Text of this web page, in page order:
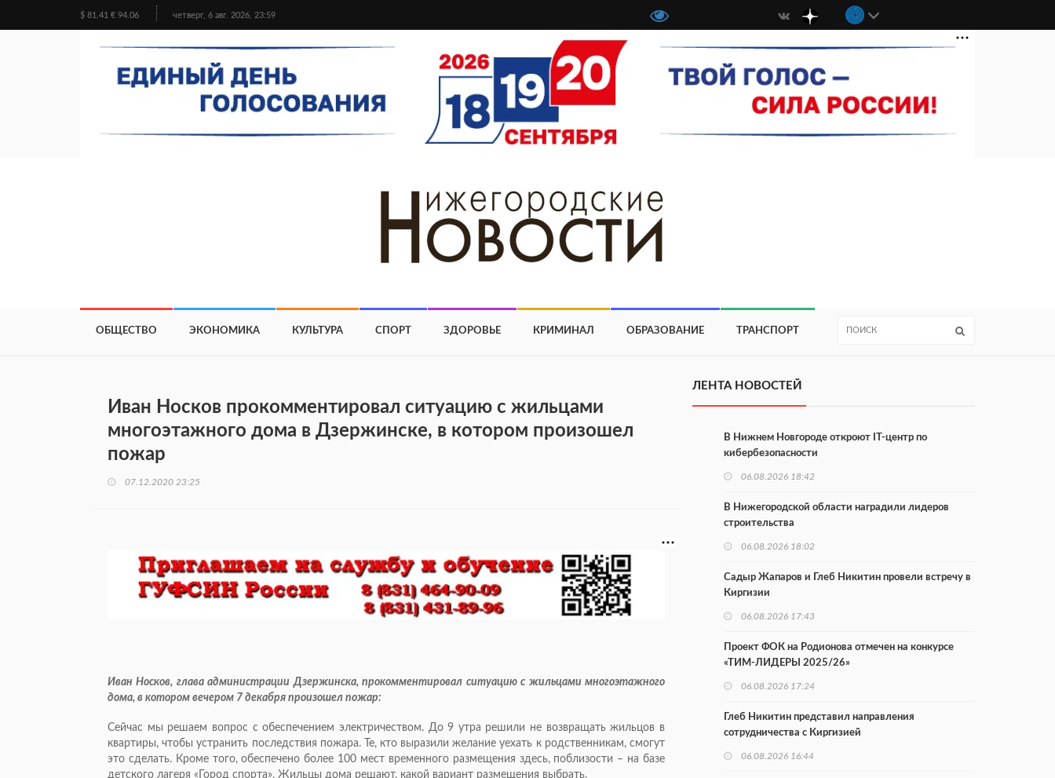
$ 81.41 € 94.06 четверг, 6 авг. 2026, 23:59
ОБЩЕСТВО ЭКОНОМИКА КУЛЬТУРА СПОРТ ЗДОРОВЬЕ КРИМИНАЛ ОБРАЗОВАНИЕ ТРАНСПОРТ
Иван Носков прокомментировал ситуацию с жильцами
многоэтажного дома в Дзержинске, в котором произошел
пожар
07.12.2020 23:25
Иван Носков, глава администрации Дзержинска, прокомментировал ситуацию с жильцами многоэтажного
дома, в котором вечером 7 декабря произошел пожар:
Сейчас мы решаем вопрос с обеспечением электричеством. До 9 утра решили не возвращать жильцов в
квартиры, чтобы устранить последствия пожара. Те, кто выразили желание уехать к родственникам, смогут
это сделать. Кроме того, обеспечено более 100 мест временного размещения здесь, поблизости – на базе
детского лагеря «Город спорта». Жильцы дома решают, какой вариант размещения выбрать.
ЛЕНТА НОВОСТЕЙ
В Нижнем Новгороде откроют IT-центр по
кибербезопасности
06.08.2026 18:42
В Нижегородской области наградили лидеров
строительства
06.08.2026 18:02
Садыр Жапаров и Глеб Никитин провели встречу в
Киргизии
06.08.2026 17:43
Проект ФОК на Родионова отмечен на конкурсе
«ТИМ-ЛИДЕРЫ 2025/26»
06.08.2026 17:24
Глеб Никитин представил направления
сотрудничества с Киргизией
06.08.2026 16:44